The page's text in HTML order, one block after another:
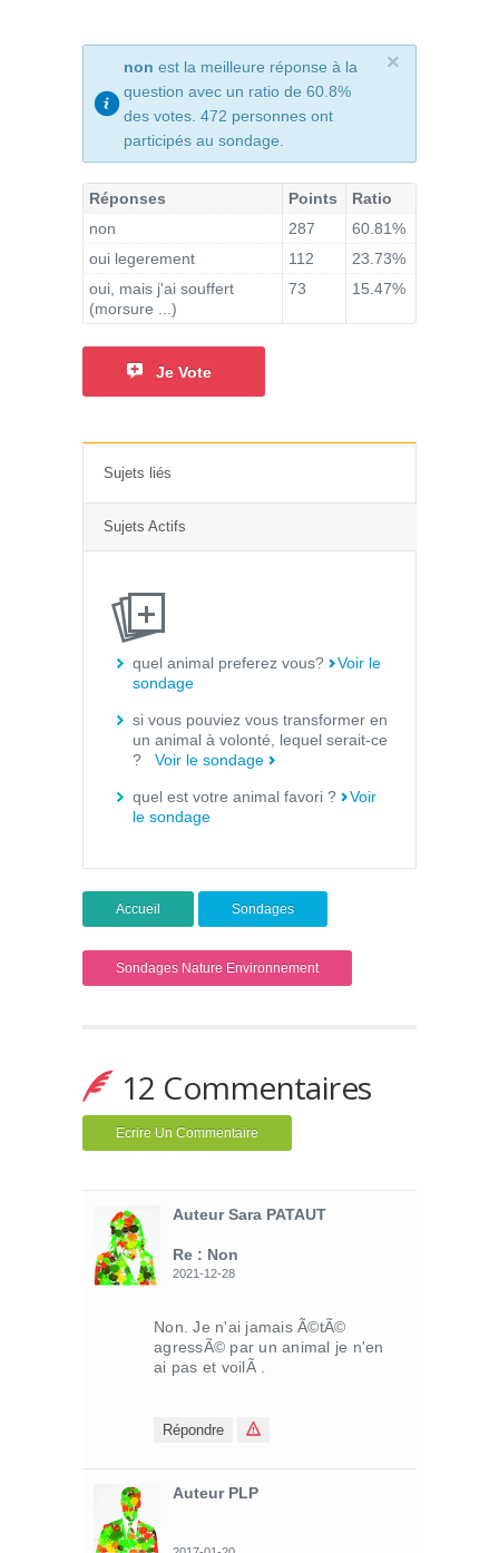
×
non est la meilleure réponse à la
question avec un ratio de 60.8%
des votes. 472 personnes ont
participés au sondage.
Réponses Points
Ratio
non
287
60.81%
oui legerement
112
23.73%
oui, mais j'ai souffert
(morsure ...)
73 15.47%
Je Vote
Sujets liés
Sujets Actifs
quel animal preferez vous?Voir le
sondage
si vous pouviez vous transformer en
un animal à volonté, lequel serait-ce
? Voir le sondage
quel est votre animal favori ?Voir
le sondage
Accueil Sondages
Sondages Nature Environnement
12 Commentaires
Ecrire Un Commentaire
Auteur Sara PATAUT
Re : Non
2021-12-28
Non. Je n'ai jamais Ã©tÃ©
agressÃ© par un animal je n'en
ai pas et voilÃ .
Répondre
Auteur PLP